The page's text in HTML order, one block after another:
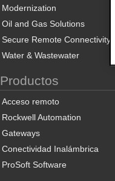
Modernization
Oil and Gas Solutions
Secure Remote Connectivity
Water & Wastewater
Productos
Acceso remoto
Rockwell Automation
Gateways
Conectividad Inalámbrica
ProSoft Software